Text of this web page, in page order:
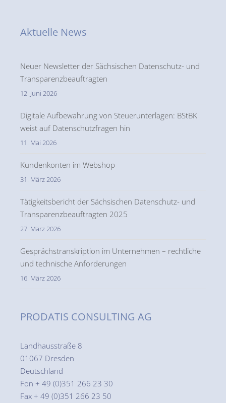
Aktuelle News
Neuer Newsletter der Sächsischen Datenschutz- und
Transparenzbeauftragten
12. Juni 2026
Digitale Aufbewahrung von Steuerunterlagen: BStBK
weist auf Datenschutzfragen hin
11. Mai 2026
Kundenkonten im Webshop
31. März 2026
Tätigkeitsbericht der Sächsischen Datenschutz- und
Transparenzbeauftragten 2025
27. März 2026
Gesprächstranskription im Unternehmen – rechtliche
und technische Anforderungen
16. März 2026
PRODATIS CONSULTING AG
Landhausstraße 8
01067 Dresden
Deutschland
Fon + 49 (0)351 266 23 30
Fax + 49 (0)351 266 23 50